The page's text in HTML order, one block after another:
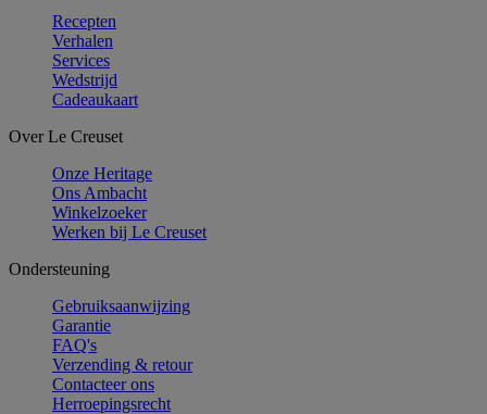
Recepten
Verhalen
Services
Wedstrijd
Cadeaukaart
Over Le Creuset
Onze Heritage
Ons Ambacht
Winkelzoeker
Werken bij Le Creuset
Ondersteuning
Gebruiksaanwijzing
Garantie
FAQ's
Verzending & retour
Contacteer ons
Herroepingsrecht